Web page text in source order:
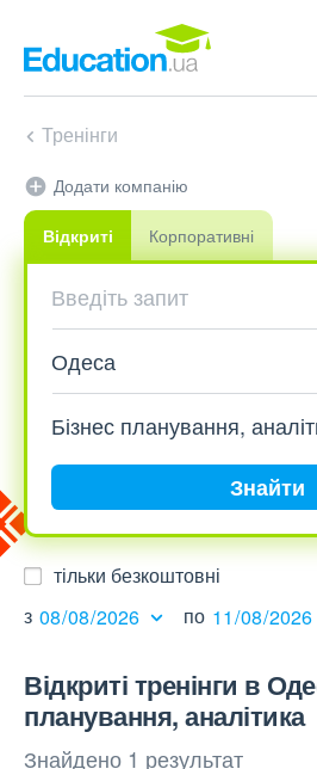
Тренінги
Відкриті Корпоративні
Додати компанію
Знайти
тільки безкоштовні
з
по
Відкриті тренінги в
планування, аналітика
Знайдено 1 результат